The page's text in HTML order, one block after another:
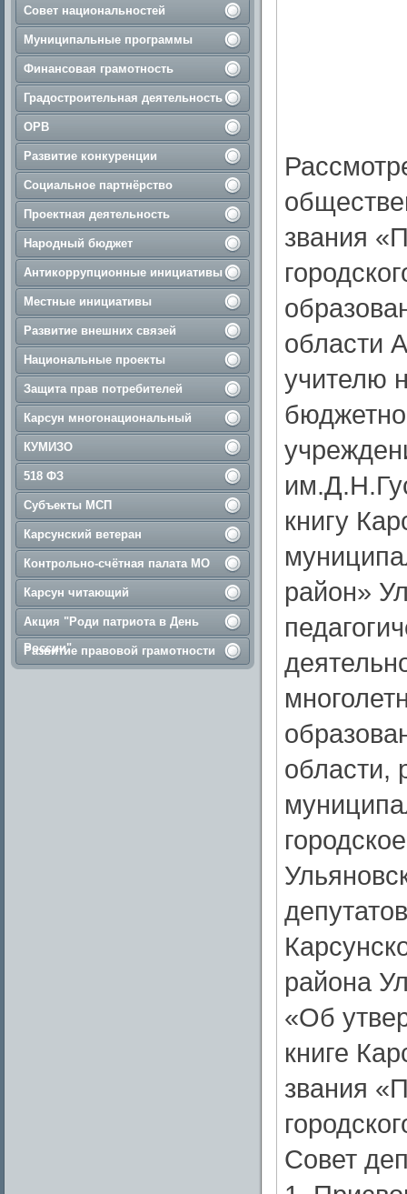
Совет национальностей
Муниципальные программы
Финансовая грамотность
Градостроительная деятельность
ОРВ
Развитие конкуренции
Социальное партнёрство
Проектная деятельность
Народный бюджет
Антикоррупционные инициативы
Местные инициативы
Развитие внешних связей
Национальные проекты
Защита прав потребителей
Карсун многонациональный
КУМИЗО
518 ФЗ
Субъекты МСП
Карсунский ветеран
Контрольно-счётная палата МО
Карсун читающий
Акция "Роди патриота в День
России"
Развитие правовой грамотности
звания
области
учителю
книгу
район»
области,
района
«Об
книге
звания
Совет